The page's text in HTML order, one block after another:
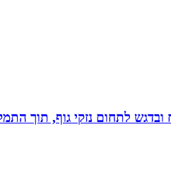
ובדגש לתחום נזקי גוף, תוך